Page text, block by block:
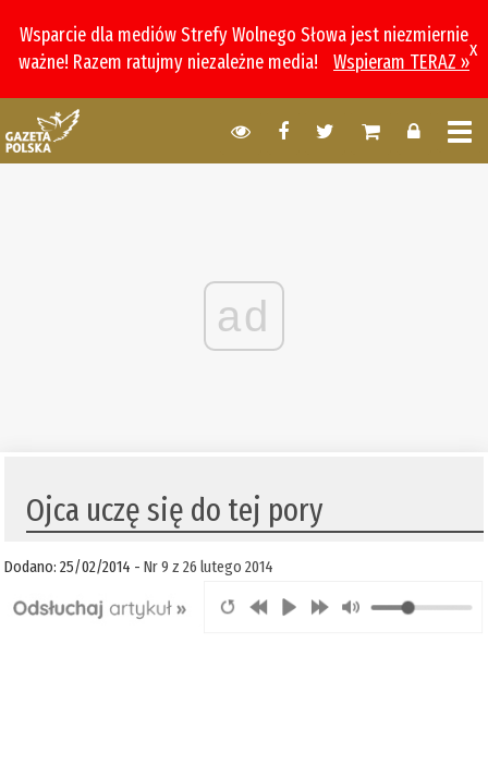
Wsparcie dla mediów Strefy Wolnego Słowa jest niezmiernie
ważne! Razem ratujmy niezależne media!
Wspieram TERAZ »
x
ad
Ojca uczę się do tej pory
Dodano: 25/02/2014 -Nr 9 z 26 lutego 2014